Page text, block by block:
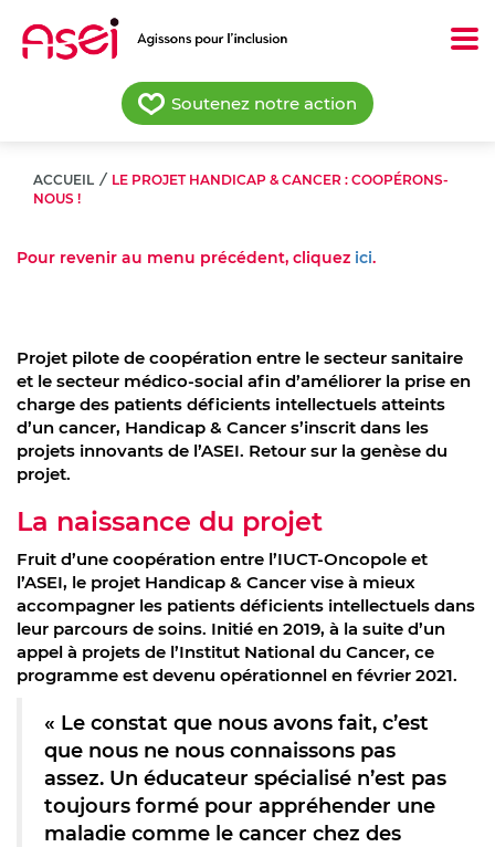
contenu
Soutenez notre action
ACCUEIL / LE PROJET HANDICAP & CANCER : COOPÉRONS-
NOUS !
Pour revenir au menu précédent, cliquez ici.
Projet pilote de coopération entre le secteur sanitaire
et le secteur médico-social afin d’améliorer la prise en
charge des patients déficients intellectuels atteints
d’un cancer, Handicap & Cancer s’inscrit dans les
projets innovants de l’ASEI. Retour sur la genèse du
projet.
La naissance du projet
Fruit d’une coopération entre l’IUCT-Oncopole et
l’ASEI, le projet Handicap & Cancer vise à mieux
accompagner les patients déficients intellectuels dans
leur parcours de soins. Initié en 2019, à la suite d’un
appel à projets de l’Institut National du Cancer, ce
programme est devenu opérationnel en février 2021.
« Le constat que nous avons fait, c’est
que nous ne nous connaissons pas
assez. Un éducateur spécialisé n’est pas
toujours formé pour appréhender une
maladie comme le cancer chez des